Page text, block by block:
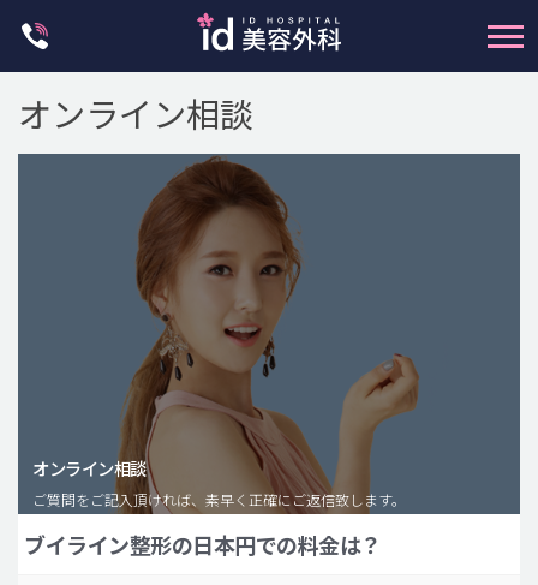
脂肪注入(アンチエイジング)
豊胸手術・バストアップ
プチ整形
オンライン相談
オンライン相談
ご質問をご記入頂ければ、素早く正確にご返信致します。
ブイライン整形の日本円での料金は？